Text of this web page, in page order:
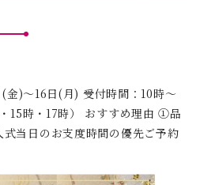
(金)～16日(月) 受付時間：10時～
15時・17時） おすすめ理由 ①品
当日のお支度時間の優先ご予約